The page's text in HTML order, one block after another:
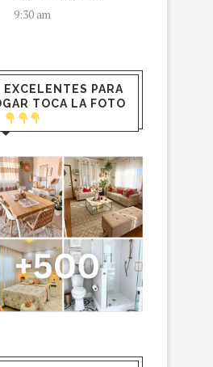
9:30 am
EXCELENTES PARA
TOCA LA FOTO